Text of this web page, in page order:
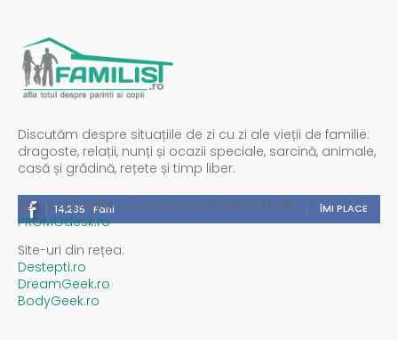
Discutăm despre situațiile de zi cu zi ale vieții de familie:
dragoste, relații, nunți și ocazii speciale, sarcină, animale,
casă și grădină, rețete și timp liber.
14,235 Fani ÎMI PLACE
Spații publicitare / reclamă administrată de
PROMOdesk.ro
Site-uri din rețea:
Destepti.ro
DreamGeek.ro
BodyGeek.ro